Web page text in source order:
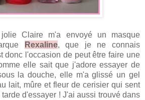
Claire m'a envoyé un masque
Rexaline, que je ne connais
donc l'occasion de peut être faire une
elle sait que j'adore essayer de
la douche, elle m'a glissé un gel
lait, mûre et fleur de cerisier qui sent
d'essayer ! J'ai aussi trouvé dans